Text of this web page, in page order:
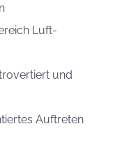
Luft-
und
Auftreten